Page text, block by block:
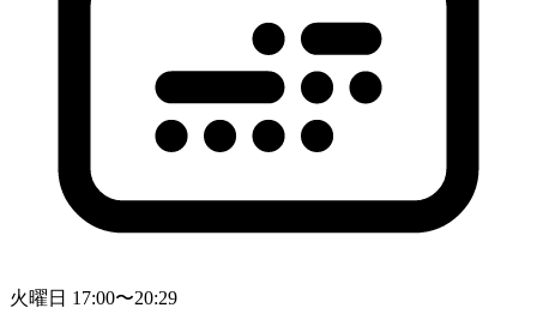
火曜日 17:00〜20:29